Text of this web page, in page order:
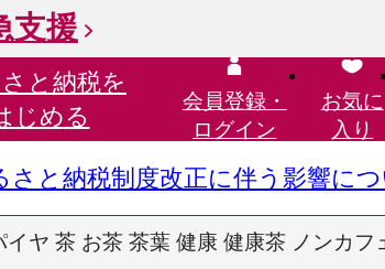
支援
と納税を
じめる
会員登録・
ログイン
お気に
入り
さと納税制度改正に伴う影響に
ヤ 茶 お茶 茶葉 健康 健康茶 ノンカフ